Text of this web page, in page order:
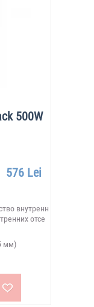
500W
576 Lei
внутренн
отсе
мм)